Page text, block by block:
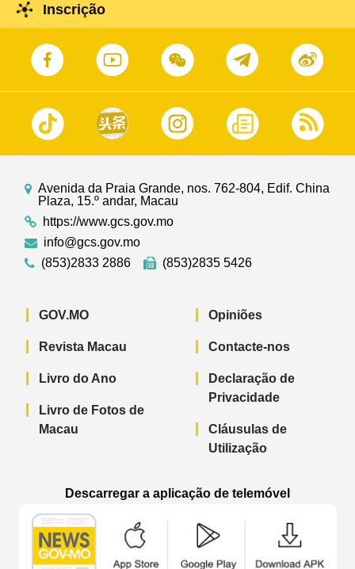
Inscrição
Avenida da Praia Grande, nos. 762-804, Edif. China
Plaza, 15.º andar, Macau
https://www.gcs.gov.mo
info@gcs.gov.mo
(853)2833 2886
(853)2835 5426
GOV.MO
Revista Macau
Livro do Ano
Livro de Fotos de
Macau
Opiniões
Contacte-nos
Declaração de
Privacidade
Cláusulas de
Utilização
Descarregar a aplicação de telemóvel